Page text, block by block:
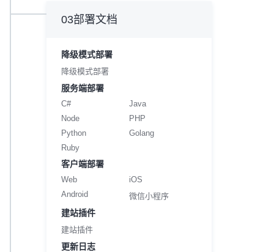
03部署文档
降级模式部署
降级模式部署
服务端部署
C#
Java
Node
PHP
Python
Golang
Ruby
客户端部署
Web
iOS
Android
微信小程序
建站插件
建站插件
更新日志